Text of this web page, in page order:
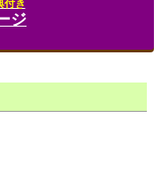
付き
ジ